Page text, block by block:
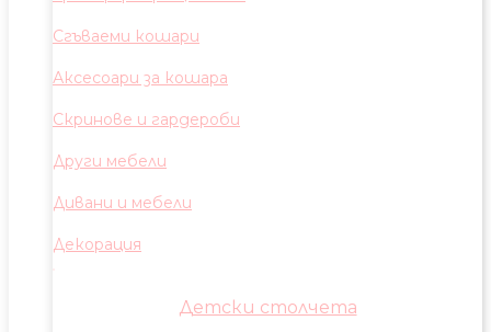
Сгъваеми кошари
Аксесоари за кошара
Скринове и гардероби
Други мебели
Дивани и мебели
Декорация
Детски столчета